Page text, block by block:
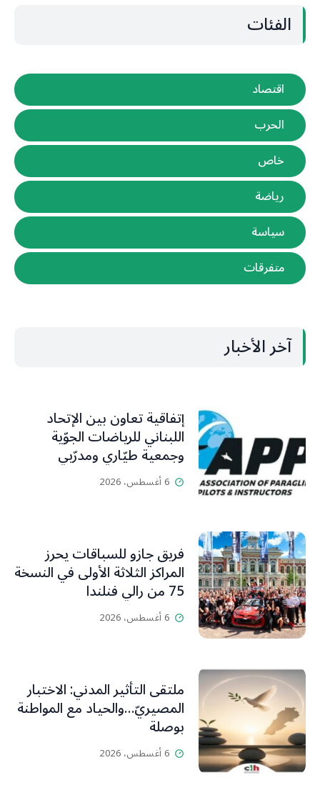
الفئات
اقتصاد
الحرب
خاص
رياضة
سياسة
متفرقات
آخر الأخبار
إتفاقية تعاون بين الإتحاد
اللبناني للرياضات الجوّية
وجمعية طيّاري ومدرّبي
الطيران الشراعي
6 أغسطس، 2026
فريق جازو للسباقات يحرز
المراكز الثلاثة الأولى في النسخة
75 من رالي فنلندا
6 أغسطس، 2026
ملتقى التأثير المدني: الاختبار
المصيريّ…والحياد مع المواطنة
بوصلة
6 أغسطس، 2026